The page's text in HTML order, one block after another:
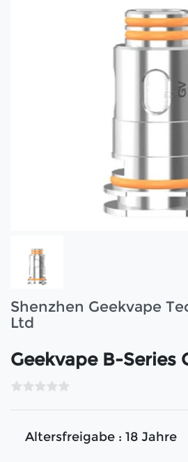
Shenzhen Geekvape
Ltd
Geekvape B-Series
Altersfreigabe : 18 Jahre